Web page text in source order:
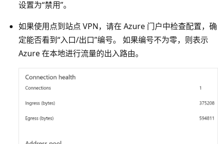
设置为“禁用”。
如果使用点到站点 VPN，请在 Azure 门户中检查配置，确
定能否看到“入口/出口”编号。 如果编号不为零，则表示
Azure 在本地进行流量的出入路由。